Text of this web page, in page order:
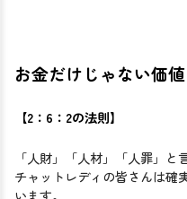
お金だけじゃない価
【2：6：2の法則】
「人財」「人材」「人罪」と
チャットレディの皆さんは確
います。